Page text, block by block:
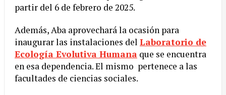
partir del 6 de febrero de 2025.
Además, Aba aprovechará la ocasión para
inaugurar las instalaciones del Laboratorio de
Ecología Evolutiva Humana que se encuentra
en esa dependencia. El mismo pertenece a las
facultades de ciencias sociales.